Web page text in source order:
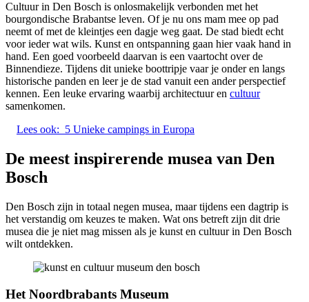
Cultuur in Den Bosch is onlosmakelijk verbonden met het
bourgondische Brabantse leven. Of je nu ons mam mee op pad
neemt of met de kleintjes een dagje weg gaat. De stad biedt echt
voor ieder wat wils. Kunst en ontspanning gaan hier vaak hand in
hand. Een goed voorbeeld daarvan is een vaartocht over de
Binnendieze. Tijdens dit unieke boottripje vaar je onder en langs
historische panden en leer je de stad vanuit een ander perspectief
kennen. Een leuke ervaring waarbij architectuur en cultuur
samenkomen.
Lees ook: 5 Unieke campings in Europa
De meest inspirerende musea van Den
Bosch
Den Bosch zijn in totaal negen musea, maar tijdens een dagtrip is
het verstandig om keuzes te maken. Wat ons betreft zijn dit drie
musea die je niet mag missen als je kunst en cultuur in Den Bosch
wilt ontdekken.
Het Noordbrabants Museum